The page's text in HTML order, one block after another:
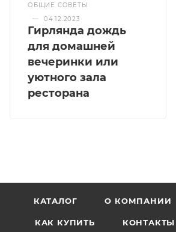
ОБЩИЕ СОВЕТЫ
—
04.12.2023
Гирлянда дождь
для домашней
вечеринки или
уютного зала
ресторана
КАТАЛОГ О КОМПАНИИ
КАК КУПИТЬ КОНТАКТЫ